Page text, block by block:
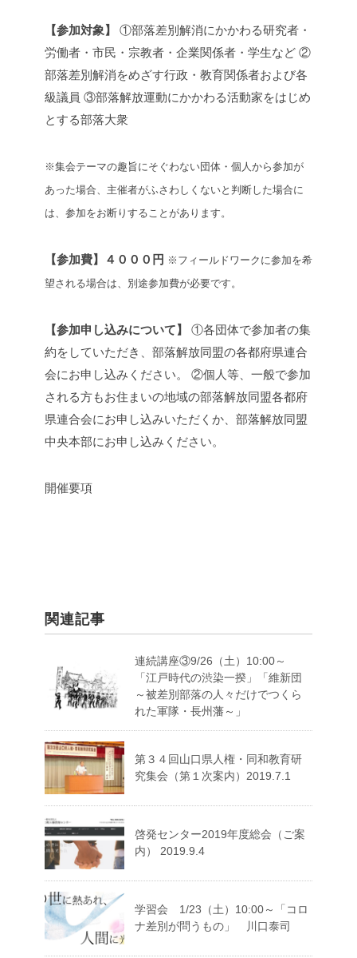
【参加対象】
①部落差別解消にかかわる研究者・
労働者・市民・宗教者・企業関係者・学生など ②
部落差別解消をめざす行政・教育関係者および各
級議員 ③部落解放運動にかかわる活動家をはじめ
とする部落大衆
※集会テーマの趣旨にそぐわない団体・個人から参加が
あった場合、主催者がふさわしくないと判断した場合に
は、参加をお断りすることがあります。
【参加費】４０００円 ※フィールドワークに参加を希
望される場合は、別途参加費が必要です。
【参加申し込みについて】
①各団体で参加者の集
約をしていただき、部落解放同盟の各都府県連合
会にお申し込みください。
②個人等、一般で参加
される方もお住まいの地域の部落解放同盟各都府
県連合会にお申し込みいただくか、部落解放同盟
中央本部にお申し込みください。
開催要項
関連記事
連続講座③9/26（土）10:00～
「江戸時代の渋染一揆」「維新団
～被差別部落の人々だけでつくら
れた軍隊・長州藩～」
第３４回山口県人権・同和教育研
究集会（第１次案内）2019.7.1
啓発センター2019年度総会（ご案
内） 2019.9.4
学習会 1/23（土）10:00～「コロ
ナ差別が問うもの」 川口泰司